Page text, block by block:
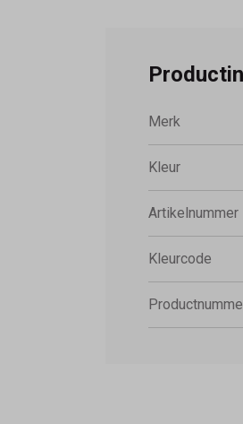
Merk
Kleur
Artikelnummer
Kleurcode